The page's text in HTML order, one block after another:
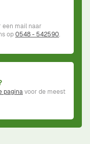
een mail naar
op0548 - 542590.
paginavoor de meest